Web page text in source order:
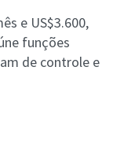
e US$3.600,
funções
de controle e